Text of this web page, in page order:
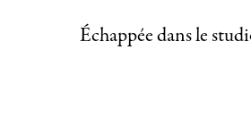
Échappée dans le